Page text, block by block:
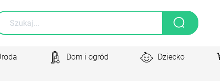
Dom i ogród Dziecko